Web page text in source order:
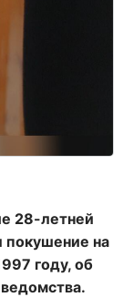
28-летней
на
году, об